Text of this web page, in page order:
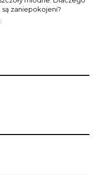
są zaniepokojeni?